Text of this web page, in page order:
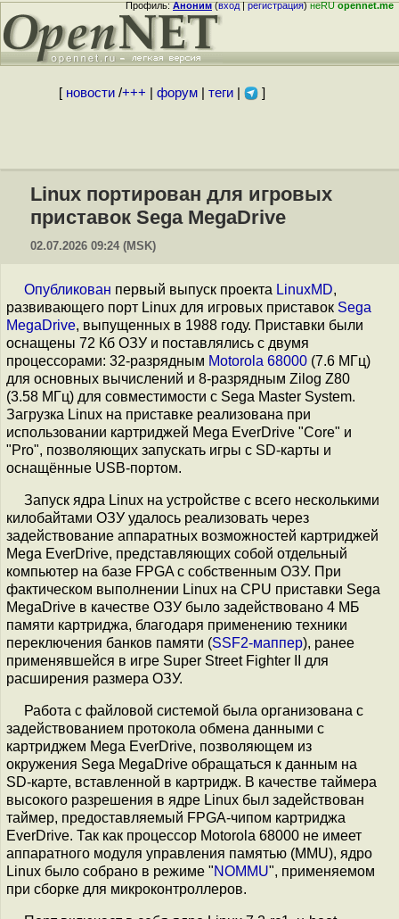
Профиль:Аноним(вход|регистрация)неRUopennet.me
[ новости/+++ форум| теги| ]
Linux портирован для игровых
приставок Sega MegaDrive
02.07.2026 09:24 (MSK)
Опубликован первый выпуск проекта LinuxMD,
развивающего порт Linux для игровых приставок Sega
MegaDrive, выпущенных в 1988 году. Приставки были
оснащены 72 Кб ОЗУ и поставлялись с двумя
процессорами: 32-разрядным Motorola 68000 (7.6 МГц)
для основных вычислений и 8-разрядным Zilog Z80
(3.58 МГц) для совместимости с Sega Master System.
Загрузка Linux на приставке реализована при
использовании картриджей Mega EverDrive "Core" и
"Pro", позволяющих запускать игры с SD-карты и
оснащённые USB-портом.
Запуск ядра Linux на устройстве с всего несколькими
килобайтами ОЗУ удалось реализовать через
задействование аппаратных возможностей картриджей
Mega EverDrive, представляющих собой отдельный
компьютер на базе FPGA с собственным ОЗУ. При
фактическом выполнении Linux на CPU приставки Sega
MegaDrive в качестве ОЗУ было задействовано 4 МБ
памяти картриджа, благодаря применению техники
переключения банков памяти (SSF2-маппер), ранее
применявшейся в игре Super Street Fighter II для
расширения размера ОЗУ.
Работа с файловой системой была организована с
задействованием протокола обмена данными с
картриджем Mega EverDrive, позволяющем из
окружения Sega MegaDrive обращаться к данным на
SD-карте, вставленной в картридж. В качестве таймера
высокого разрешения в ядре Linux был задействован
таймер, предоставляемый FPGA-чипом картриджа
EverDrive. Так как процессор Motorola 68000 не имеет
аппаратного модуля управления памятью (MMU), ядро
Linux было собрано в режиме "NOMMU", применяемом
при сборке для микроконтроллеров.